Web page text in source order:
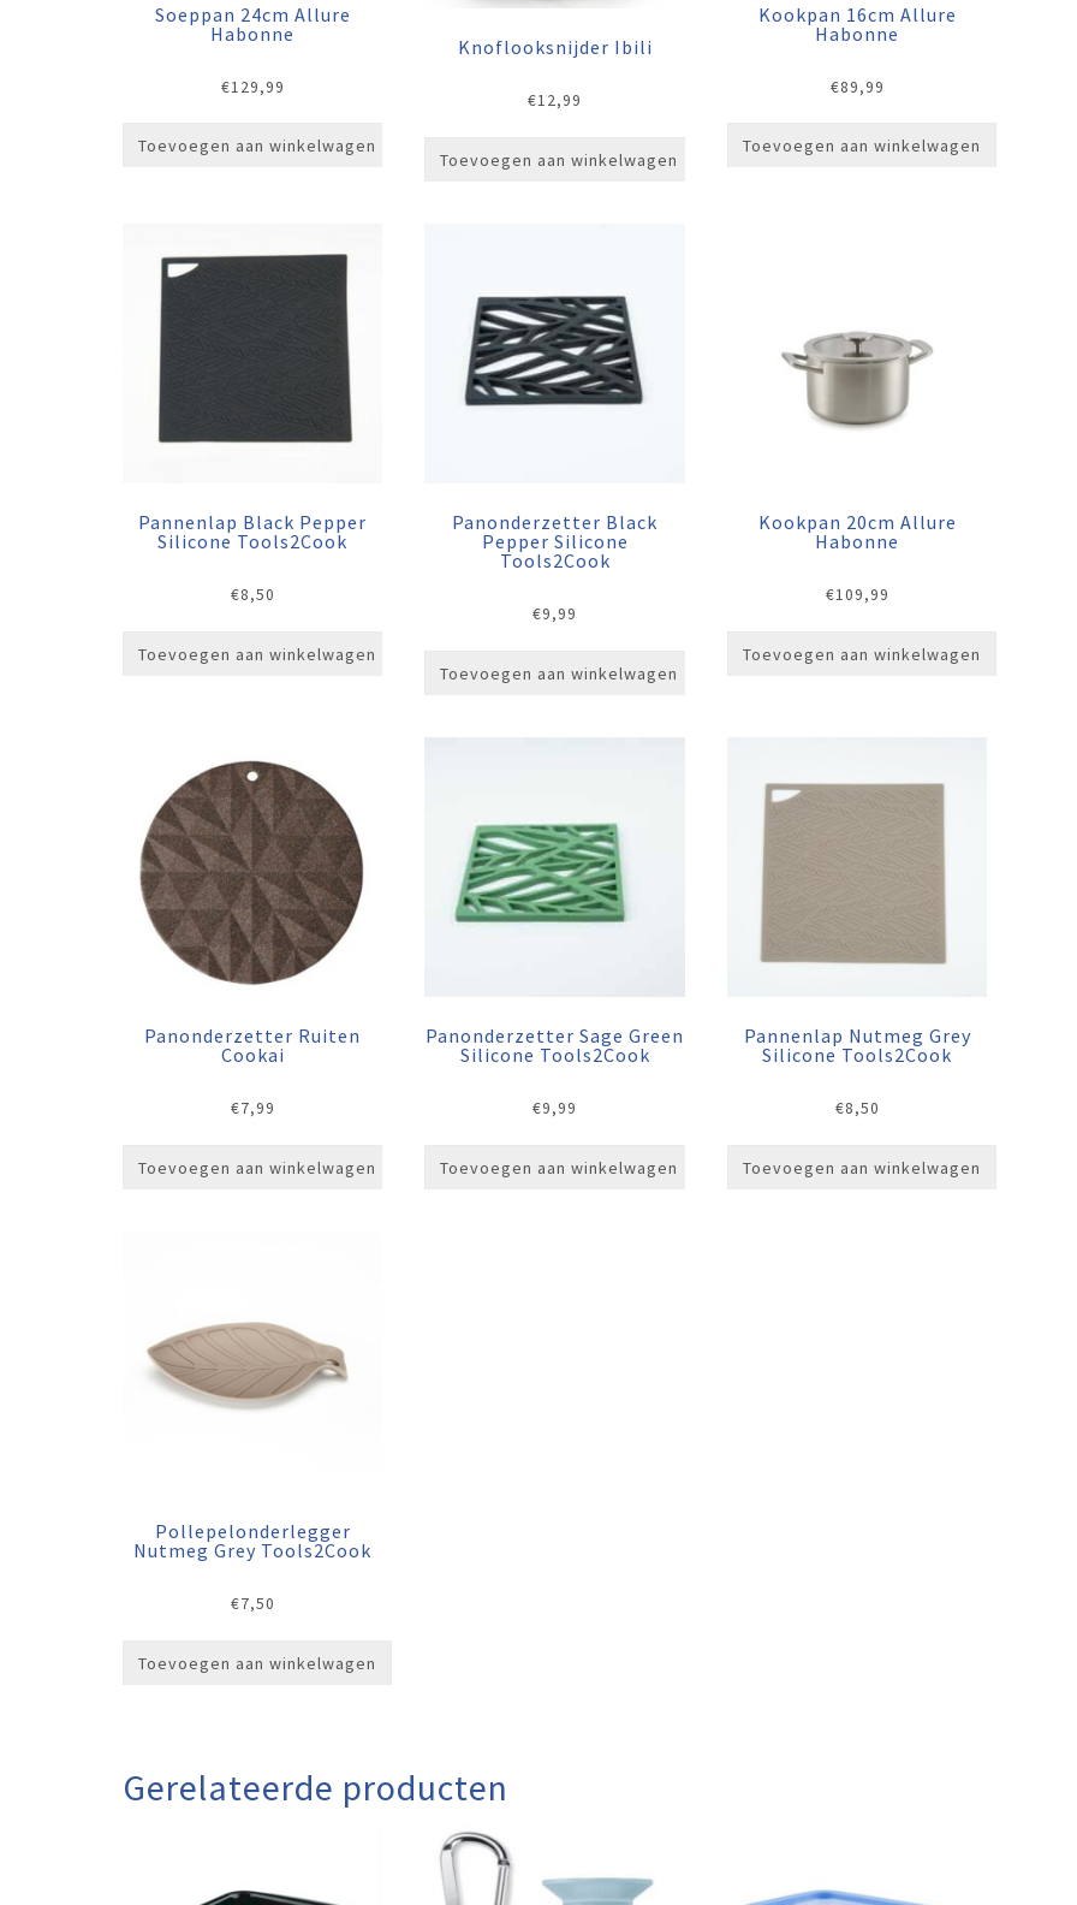
Soeppan 24cm Allure
Habonne
€129,99
Toevoegen aan winkelwagen
Knoflooksnijder Ibili
€12,99
Toevoegen aan winkelwagen
Kookpan 16cm Allure
Habonne
€89,99
Toevoegen aan winkelwagen
Pannenlap Black Pepper
Silicone Tools2Cook
€8,50
Toevoegen aan winkelwagen
Panonderzetter Black
Pepper Silicone
Tools2Cook
€9,99
Toevoegen aan winkelwagen
Kookpan 20cm Allure
Habonne
€109,99
Toevoegen aan winkelwagen
Panonderzetter Ruiten
Cookai
€7,99
Toevoegen aan winkelwagen
Panonderzetter Sage Green
Silicone Tools2Cook
€9,99
Toevoegen aan winkelwagen
Pannenlap Nutmeg Grey
Silicone Tools2Cook
€8,50
Toevoegen aan winkelwagen
Pollepelonderlegger
Nutmeg Grey Tools2Cook
€7,50
Toevoegen aan winkelwagen
Gerelateerde producten